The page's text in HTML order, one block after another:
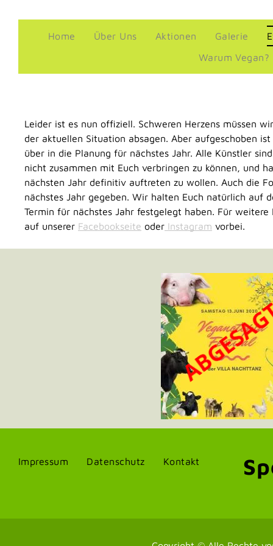
Home Über Uns Aktionen Galerie
Warum Vegan?
Leider ist es nun offiziell. Schweren Herzens müssen
der aktuellen Situation absagen. Aber aufgeschoben
über in die Planung für nächstes Jahr. Alle Künstler
nicht zusammen mit Euch verbringen zu können, und
nächsten Jahr definitiv auftreten zu wollen. Auch die
nächstes Jahr gegeben. Wir halten Euch natürlich auf
Termin für nächstes Jahr festgelegt haben. Für
auf unserer Facebookseite oder Instagram vorbei.
Impressum Datenschutz Kontakt